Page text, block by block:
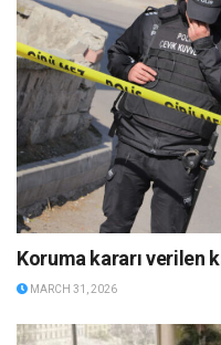
Koruma kararı verilen
MARCH 31, 2026